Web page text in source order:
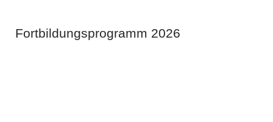
Fortbildungsprogramm 2026